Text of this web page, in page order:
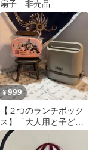
扇子 非売品
¥999
【２つのランチボック
ス】「大人用と子ども
用、休日のお出かけに
も！」★新品未使用品